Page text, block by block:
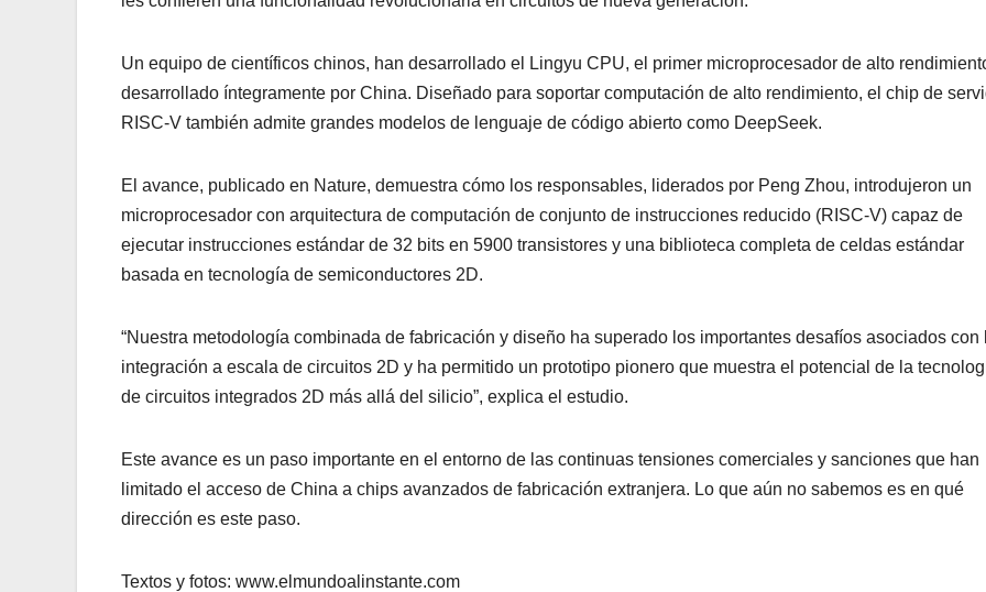
Un equipo de científicos chinos, han desarrollado el Lingyu CPU, el primer microprocesador de alto
desarrollado íntegramente por China. Diseñado para soportar computación de alto rendimiento, el chip de
RISC-V también admite grandes modelos de lenguaje de código abierto como DeepSeek.
El avance, publicado en Nature, demuestra cómo los responsables, liderados por Peng Zhou, introdujeron un
microprocesador con arquitectura de computación de conjunto de instrucciones reducido (RISC-V) capaz de
ejecutar instrucciones estándar de 32 bits en 5900 transistores y una biblioteca completa de celdas estándar
basada en tecnología de semiconductores 2D.
“Nuestra metodología combinada de fabricación y diseño ha superado los importantes desafíos asociados con
integración a escala de circuitos 2D y ha permitido un prototipo pionero que muestra el potencial de la
de circuitos integrados 2D más allá del silicio”, explica el estudio.
Este avance es un paso importante en el entorno de las continuas tensiones comerciales y sanciones que han
limitado el acceso de China a chips avanzados de fabricación extranjera. Lo que aún no sabemos es en qué
dirección es este paso.
Textos y fotos: www.elmundoalinstante.com